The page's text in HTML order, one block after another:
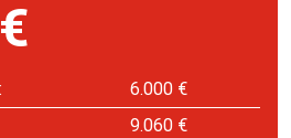
6.000 €
9.060 €